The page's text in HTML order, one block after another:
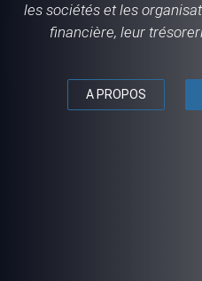
les sociétés et les
financière, leur
A PROPOS